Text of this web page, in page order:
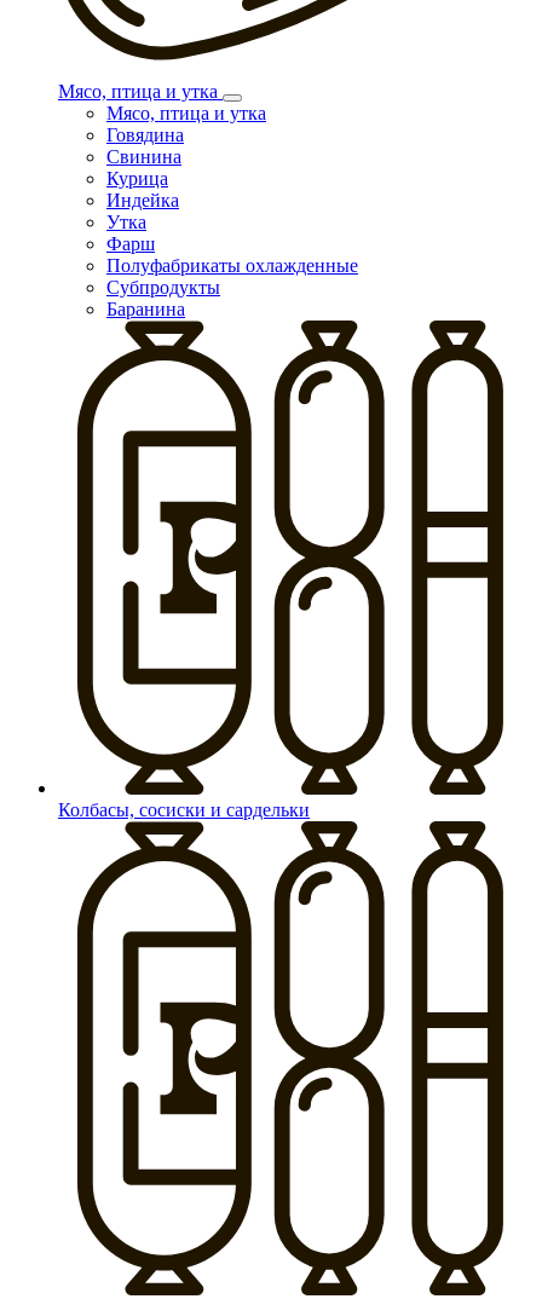
Мясо, птица и утка
Мясо, птица и утка
Говядина
Свинина
Курица
Индейка
Утка
Фарш
Полуфабрикаты охлажденные
Субпродукты
Баранина
Колбасы, сосиски и сардельки